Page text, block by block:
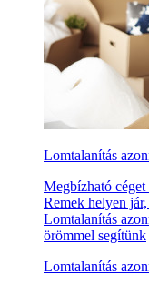
Lomtalanítás
Megbízható céget
Remek helyen
Lomtalanítás
örömmel segítünk
Lomtalanítás